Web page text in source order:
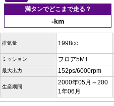
満タンでどこまで走る？
-km
排気量 1998cc
ミッション フロア5MT
最大出力 152ps/6000rpm
生産期間
2000年05月～200
1年06月